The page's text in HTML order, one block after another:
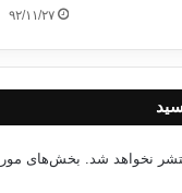
۹۲/۱۱/۲۷
نخواهد شد. بخش‌های